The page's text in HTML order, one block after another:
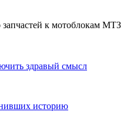
к мотоблокам МТЗ
здравый смысл
историю